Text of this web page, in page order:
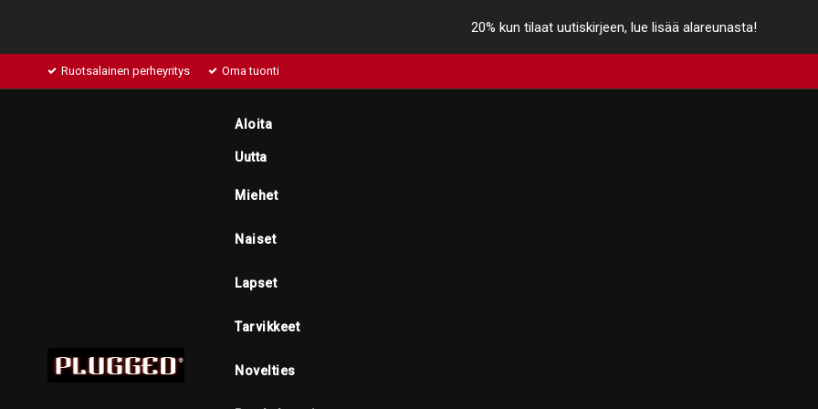
20% kun tilaat uutiskirjeen, lue lisää alareunasta!
Ruotsalainen perheyritys Oma tuonti
Aloita
Uutta
Miehet
Naiset
Lapset
Tarvikkeet
Novelties